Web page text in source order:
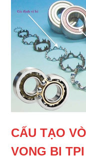
CẤU TẠO
VONG BI TPI